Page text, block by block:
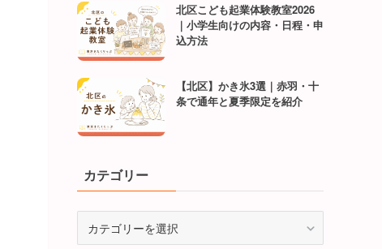
北区こども起業体験教室2026
｜小学生向けの内容・日程・申
込方法
【北区】かき氷3選｜赤羽・十
条で通年と夏季限定を紹介
カテゴリー